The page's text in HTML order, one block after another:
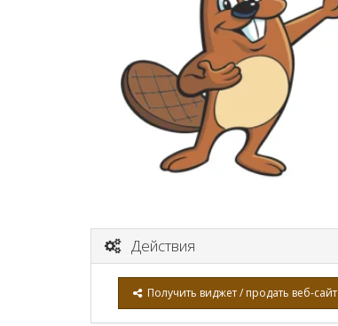
Действия
Получить виджет / продать веб-сайт